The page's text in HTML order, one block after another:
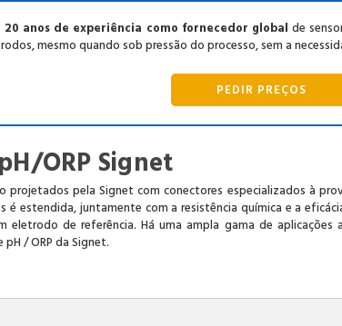
anos de experiência como fornecedor global de
mesmo quando sob pressão do processo, sem a
PEDIR PREÇOS
ORP Signet
projetados pela Signet com conectores especializados à
é estendida, juntamente com a resistência química e a
eletrodo de referência. Há uma ampla gama de
/ ORP da Signet.